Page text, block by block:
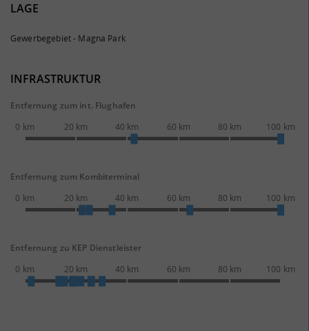
LAGE
Gewerbegebiet - Magna Park
INFRASTRUKTUR
Entfernung zum int. Flughafen
0 km
20 km 40 km 60 km 80 km 100 km
Entfernung zum Kombiterminal
0 km
20 km 40 km 60 km 80 km 100 km
Entfernung zu KEP Dienstleister
0 km
20 km 40 km 60 km 80 km 100 km